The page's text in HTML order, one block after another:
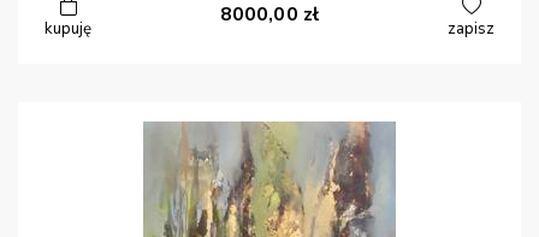
kupuję
8000,00 zł
zapisz